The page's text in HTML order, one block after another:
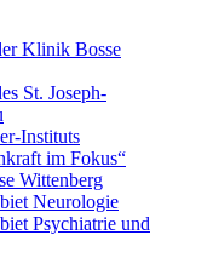
Klinik Bosse
St. Joseph-
Instituts
im Fokus“
Wittenberg
Neurologie
Psychiatrie und